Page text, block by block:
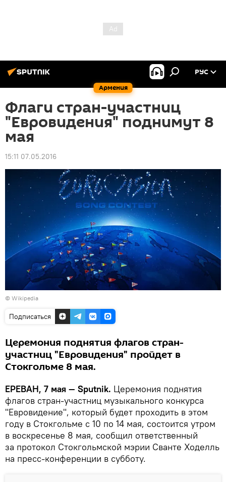
Армения
РУС
Флаги стран-участниц
"Евровидения" поднимут 8
мая
15:11 07.05.2016
© Wikipedia
Подписаться
Церемония поднятия флагов стран-
участниц "Евровидения" пройдет в
Стокгольме 8 мая.
ЕРЕВАН, 7 мая — Sputnik. Церемония поднятия
флагов стран-участниц музыкального конкурса
"Евровидение", который будет проходить в этом
году в Стокгольме с 10 по 14 мая, состоится утром
в воскресенье 8 мая, сообщил ответственный
за протокол Стокгольмской мэрии Сванте Ходелль
на пресс-конференции в субботу.